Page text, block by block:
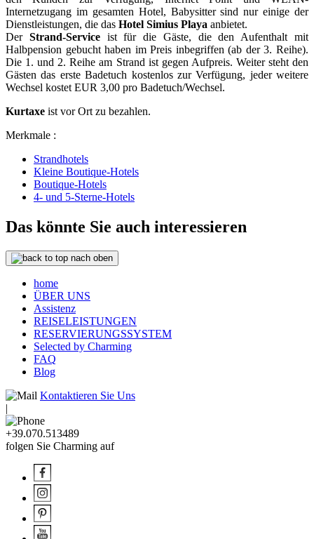
Internetzugang im gesamten Hotel, Babysitter sind nur einige der
Dienstleistungen, die das Hotel Simius Playa anbietet.
Der Strand-Serviceist für die Gäste, die den Aufenthalt mit
Halbpension gebucht haben im Preis inbegriffen (ab der 3. Reihe).
Die 1. und 2. Reihe am Strand ist gegen Aufpreis. Weiter steht den
Gästen das erste Badetuch kostenlos zur Verfügung, jeder weitere
Wechsel kostet EUR 3,00 pro Badetuch/Wechsel.
Kurtaxe ist vor Ort zu bezahlen.
Merkmale :
Strandhotels
Kleine Boutique-Hotels
Boutique-Hotels
4- und 5-Sterne-Hotels
Das könnte Sie auch interessieren
nach oben
home
ÜBER UNS
Assistenz
REISELEISTUNGEN
RESERVIERUNGSSYSTEM
Selected by Charming
FAQ
Blog
Kontaktieren Sie Uns
|
+39.070.513489
folgen Sie Charming auf